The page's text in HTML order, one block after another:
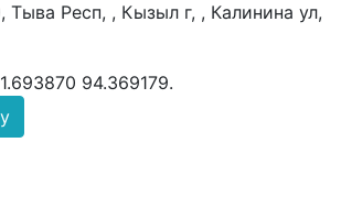
Тыва Респ, , Кызыл г, , Калинина ул,
94.369179.